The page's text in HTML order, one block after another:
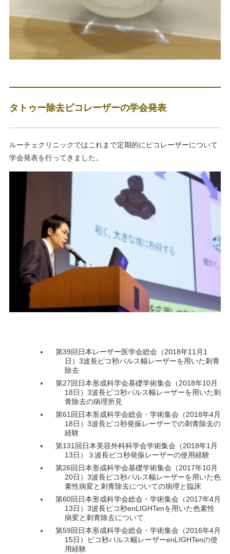
タトゥー除去ピコレーザーの学会発表
ルーチェクリニックではこれまで定期的にピコレーザーについて
学会発表を行ってきました。
第39回日本レーザー医学会総会（2018年11月1
日）3波長ピコ秒パルス幅レーザーを用いた刺青
除去
第27回日本形成科学会基礎学術集会（2018年10月
18日）3波長ピコ秒パルス幅レーザーを用いた刺
青除去の病理所見
第61回日本形成科学会総会・学術集会（2018年4月
18日）3波長ピコ秒発振レーザーでの刺青除去の
経験
第131回日本美容外科科学会学術集会（2018年1月
13日）３波長ピコ秒発振レーザーの使用経験
第26回日本形成科学会基礎学術集会（2017年10月
20日）3波長ピコ秒パルス幅レーザーを用いた色
素性病変と刺青除去についての病理と臨床
第60回日本形成科学会総会・学術集会（2017年4月
13日）3波長ピコ秒enLIGHTenを用いた色素性
病変と刺青除去について
第59回日本形成科学会総会・学術集会（2016年4月
15日）ピコ秒パルス幅レーザーenLIGHTenの使
用経験